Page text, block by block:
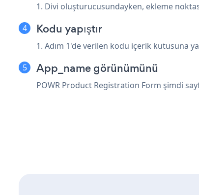
1. Divi oluşturucusundayken, ekleme
Kodu yapıştır
1. Adım 1'de verilen kodu içerik kutusuna
App_name görünümünü
POWR Product Registration Form şimdi